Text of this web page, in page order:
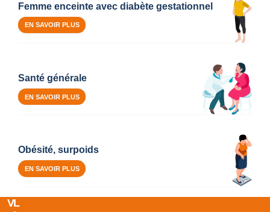
Femme enceinte avec diabète gestationnel
EN SAVOIR PLUS
Santé générale
EN SAVOIR PLUS
Obésité, surpoids
EN SAVOIR PLUS
L
V